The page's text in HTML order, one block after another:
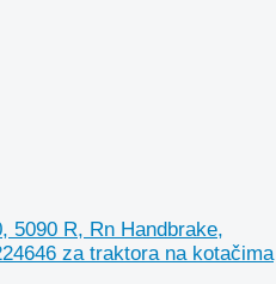
5090 R, Rn Handbrake,
za traktora na kotačima